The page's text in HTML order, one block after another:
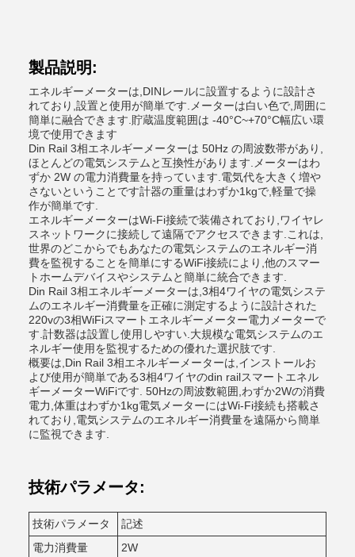
製品説明:
エネルギーメーターは,DINレールに設置するように設計さ
れており,設置と使用が簡単です.メーターは白い色で,周囲に
簡単に融合できます.貯蔵温度範囲は -40°C~+70°C幅広い環
境で使用できます
Din Rail 3相エネルギーメーターは 50Hz の周波数帯があり,
ほとんどの電気システムと互換性があります.メーターはわ
ずか 2W の電力消費量を持っています.電気代を大きく増や
さないということです計器の重量はわずか1kgで,軽量で操
作が簡単です.
エネルギーメーターはWi-Fi接続で装備されており,ワイヤレ
スネットワークに接続して遠隔でアクセスできます.これは,
世界のどこからでもあなたの電気システムのエネルギー消
費を監視することを簡単にするWiFi接続により,他のスマー
トホームデバイスやシステムと簡単に統合できます.
Din Rail 3相エネルギーメーターは,3相4ワイヤの電気システ
ムのエネルギー消費量を正確に測定するように設計された
220vの3相WiFiスマートエネルギーメーター電力メーターで
す.計数器は設置し使用しやすい.大規模な電気システムのエ
ネルギー使用を監視するための優れた選択肢です.
概要は,Din Rail 3相エネルギーメーターは,インストールお
よび使用が簡単である3相4ワイヤのdin railスマートエネル
ギーメーターWiFiです. 50Hzの周波数範囲,わずか2Wの消費
電力,体重はわずか1kg電気メーターにはWi-Fi接続も搭載さ
れており,電気システムのエネルギー消費量を遠隔から簡単
に監視できます.
技術パラメータ:
技術パラメータ
記述
電力消費量
2W